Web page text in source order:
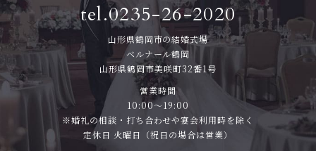
tel.0235-26-2020
山形県鶴岡市の結婚式場
ベルナール鶴岡
山形県鶴岡市美咲町32番1号
営業時間
10:00～19:00
※婚礼の相談・打ち合わせや宴会利用時を除く
定休日 火曜日（祝日の場合は営業）